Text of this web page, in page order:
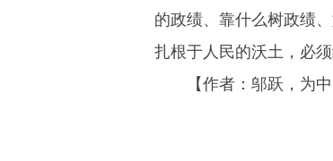
的政绩、靠什么树政绩
扎根于人民的沃土，必
【作者：邬跃， 为